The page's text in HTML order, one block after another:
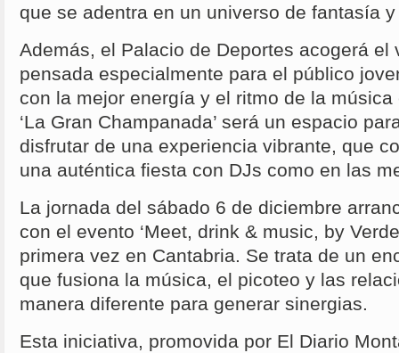
que se adentra en un universo de fantasía
Además, el Palacio de Deportes acogerá el
pensada especialmente para el público
con la mejor energía y el ritmo de la
‘La Gran Champanada’ será un espacio
disfrutar de una experiencia vibrante, que
una auténtica fiesta con DJs como en las
La jornada del sábado 6 de diciembre
con el evento ‘Meet, drink & music, by
primera vez en Cantabria. Se trata de un
que fusiona la música, el picoteo y las
manera diferente para generar sinergias.
Esta iniciativa, promovida por El Diario